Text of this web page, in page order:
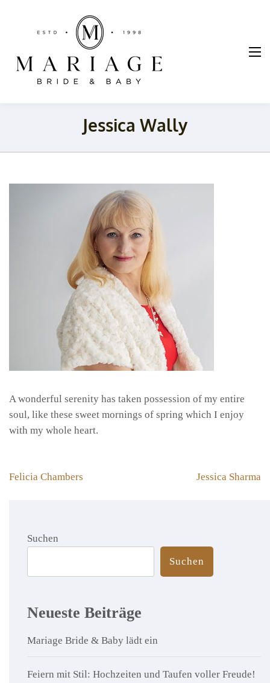
Jessica Wally
A wonderful serenity has taken possession of my entire
soul, like these sweet mornings of spring which I enjoy
with my whole heart.
Beitragsnavigation
Felicia Chambers Jessica Sharma
Suchen
Suchen
Neueste Beiträge
Mariage Bride & Baby lädt ein
Feiern mit Stil: Hochzeiten und Taufen voller Freude!